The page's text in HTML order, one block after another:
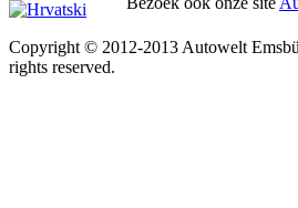
Copyright © 2012-2013 Autowelt
rights reserved.